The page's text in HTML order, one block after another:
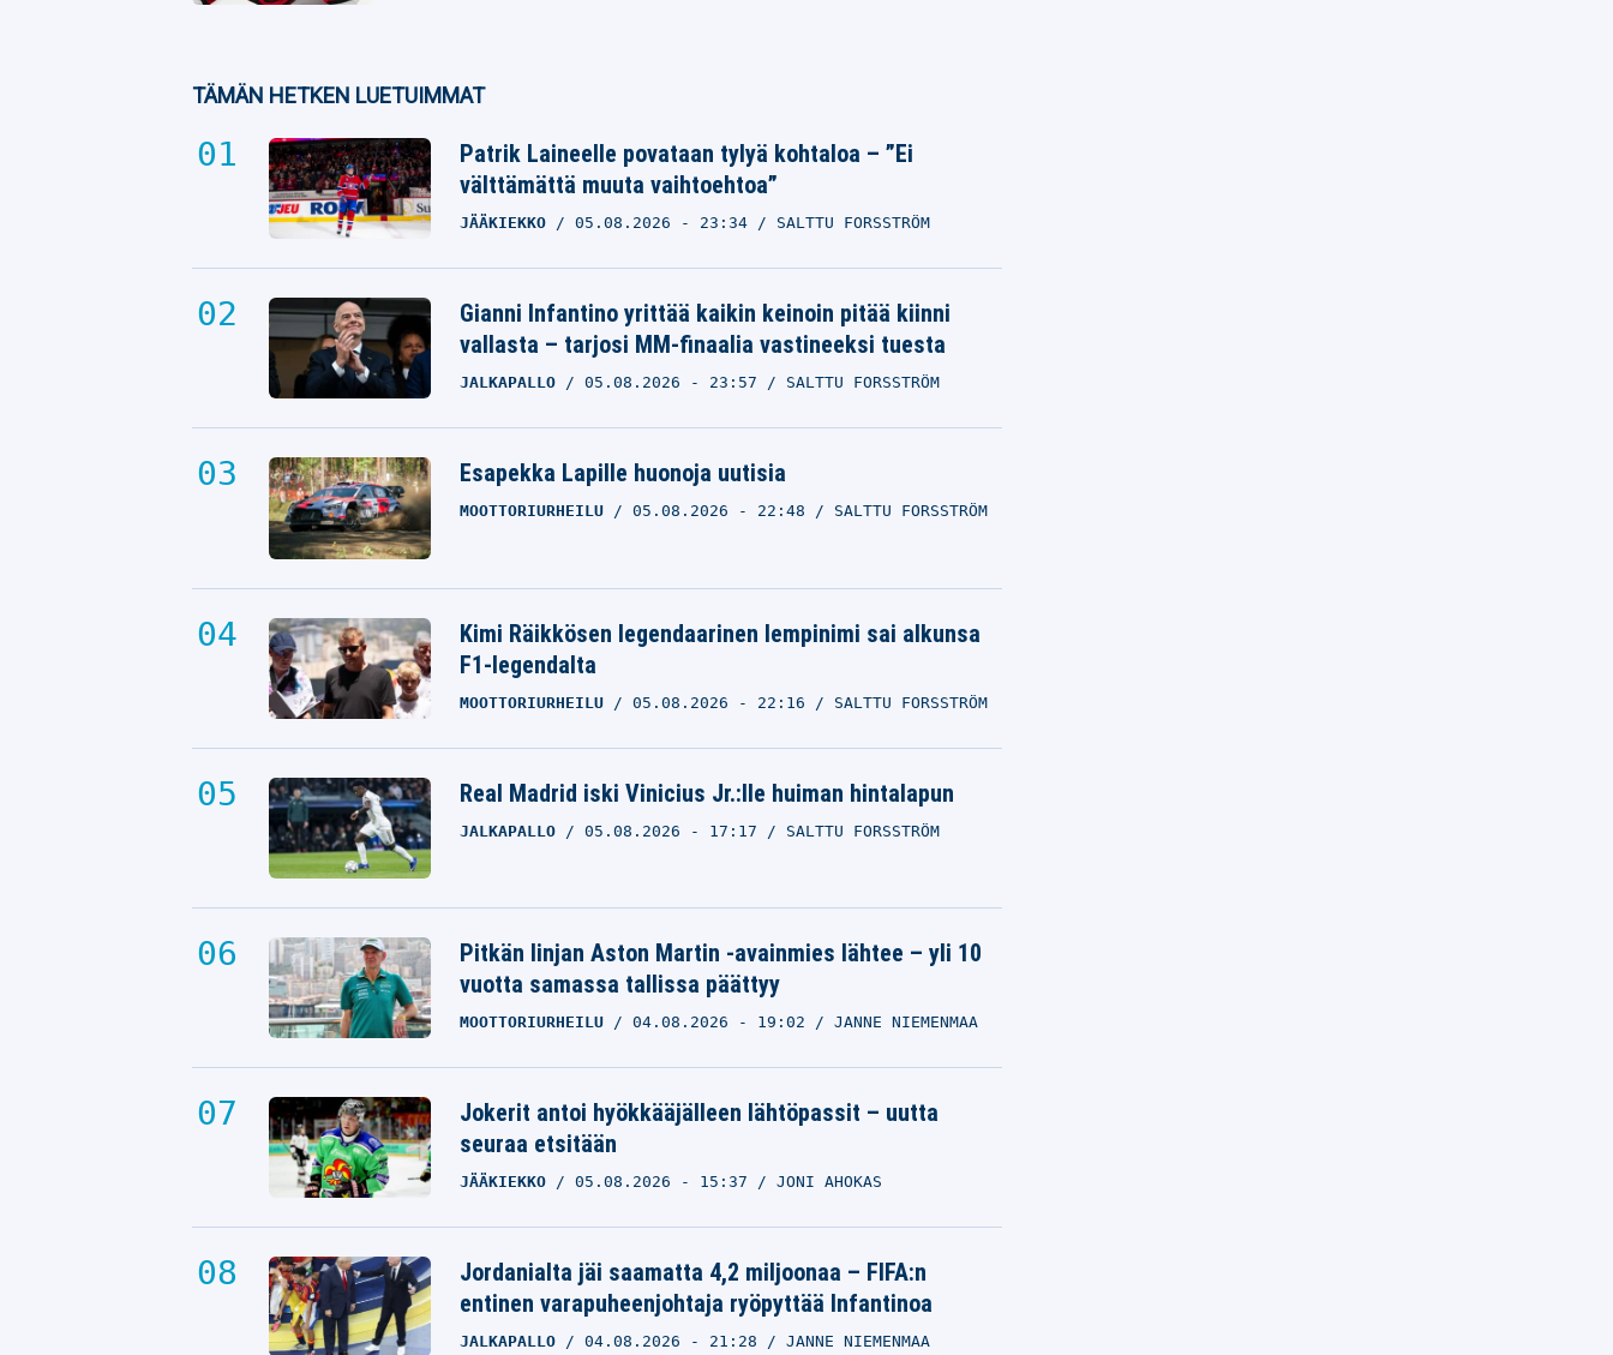
TÄMÄN HETKEN LUETUIMMAT
Patrik Laineelle povataan tylyä kohtaloa – ”Ei
välttämättä muuta vaihtoehtoa”
JÄÄKIEKKO 05.08.2026 - 23:34 SALTTU FORSSTRÖM
Gianni Infantino yrittää kaikin keinoin pitää kiinni
vallasta – tarjosi MM-finaalia vastineeksi tuesta
JALKAPALLO 05.08.2026 - 23:57 SALTTU FORSSTRÖM
Esapekka Lapille huonoja uutisia
MOOTTORIURHEILU 05.08.2026 - 22:48 SALTTU FORSSTRÖM
Kimi Räikkösen legendaarinen lempinimi sai alkunsa
F1-legendalta
MOOTTORIURHEILU 05.08.2026 - 22:16 SALTTU FORSSTRÖM
Real Madrid iski Vinicius Jr.:lle huiman hintalapun
JALKAPALLO 05.08.2026 - 17:17 SALTTU FORSSTRÖM
Pitkän linjan Aston Martin -avainmies lähtee – yli 10
vuotta samassa tallissa päättyy
MOOTTORIURHEILU 04.08.2026 - 19:02 JANNE NIEMENMAA
Jokerit antoi hyökkääjälleen lähtöpassit – uutta
seuraa etsitään
JÄÄKIEKKO 05.08.2026 - 15:37 JONI AHOKAS
Jordanialta jäi saamatta 4,2 miljoonaa – FIFA:n
entinen varapuheenjohtaja ryöpyttää Infantinoa
JALKAPALLO 04.08.2026 - 21:28 JANNE NIEMENMAA